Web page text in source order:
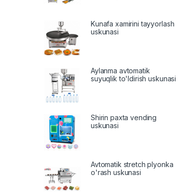
Kunafa xamirini tayyorlash
uskunasi
Aylanma avtomatik
suyuqlik to'ldirish uskunasi
Shirin paxta vending
uskunasi
Avtomatik stretch plyonka
o'rash uskunasi